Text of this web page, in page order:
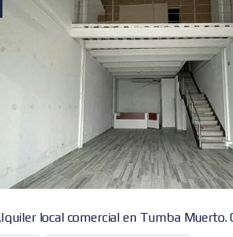
local comercial en Tumba Muerto.